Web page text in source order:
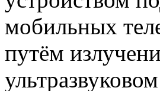
мобильных
путём